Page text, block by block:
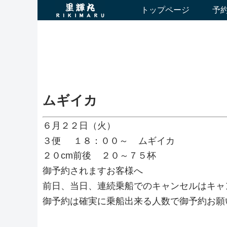
トップページ 予
ムギイカ
６月２２日（火）
３便 １８：００～ ムギイカ
２０cm前後 ２０～７５杯
御予約されますお客様へ
前日、当日、連続乗船でのキャンセルはキ
御予約は確実に乗船出来る人数で御予約お